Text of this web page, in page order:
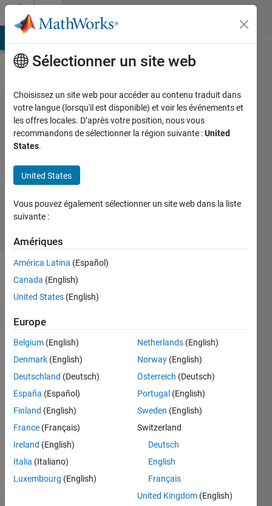
Passer au contenu
Problem
46933.
size
Payam
110
solvers
given
matrix,
x,
output
the
number
rows
and
columns
Solve
Sélectionner un site web
Choisissez un site web pour accéder au contenu traduit dans
votre langue (lorsqu'il est disponible) et voir les événements et
les offres locales. D’après votre position, nous vous
recommandons de sélectionner la région suivante :United
States.
United States
Vous pouvez également sélectionner un site web dans la liste
suivante :
Amériques
América Latina (Español)
Canada (English)
United States (English)
Europe
Belgium (English)
Denmark (English)
Deutschland (Deutsch)
España (Español)
Finland (English)
France (Français)
Ireland (English)
Italia (Italiano)
Luxembourg (English)
Netherlands (English)
Norway (English)
Österreich (Deutsch)
Portugal (English)
Sweden (English)
Switzerland
Deutsch
English
Français
United Kingdom (English)